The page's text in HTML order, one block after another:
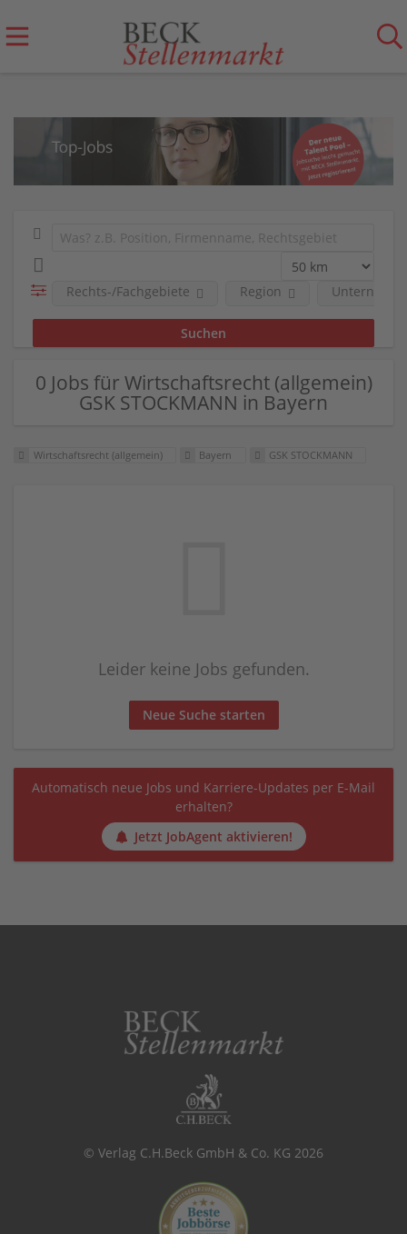
Rechts-/Fachgebiete Region
0 Jobs für Wirtschaftsrecht (allgemein)
GSK STOCKMANN in Bayern
Wirtschaftsrecht (allgemein) Bayern GSK STOCKMANN
Leider keine Jobs gefunden.
Neue Suche starten
Automatisch neue Jobs und Karriere-Updates per E-Mail
erhalten?
Jetzt JobAgent aktivieren!
© Verlag C.H.Beck GmbH & Co. KG 2026